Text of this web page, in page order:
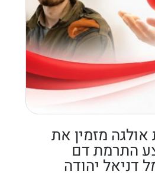
מזמין את
התרמת דם
דניאל יהודה